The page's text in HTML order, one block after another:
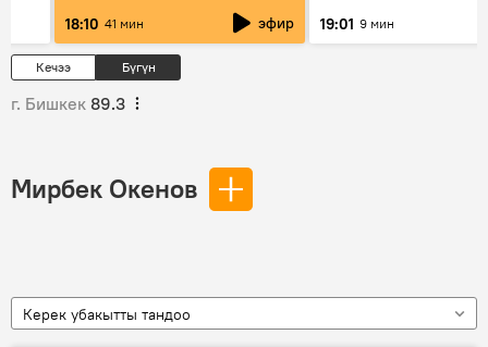
18:10 41 мин эфир 19:01 9 мин
Кечээ Бүгүн
г. Бишкек 89.3
Мирбек Окенов
Керек убакытты тандоо